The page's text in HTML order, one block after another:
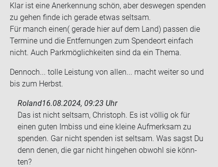
Klar ist eine An­er­ken­nung schön, aber des­we­gen spen­den
zu gehen finde ich ge­ra­de etwas selt­sam.
Für manch einen( ge­ra­de hier auf dem Land) pas­sen die
Ter­mi­ne und die Ent­fer­nun­gen zum Spen­de­ort ein­fach
nicht. Auch Park­mög­lich­kei­ten sind da ein Thema.
Den­noch... tolle Leis­tung von allen... macht wei­ter so und
bis zum Herbst.
Roland16.08.2024, 09:23 Uhr
Das ist nicht selt­sam, Chris­toph. Es ist völ­lig ok für
einen guten Im­biss und eine klei­ne Auf­merk­sam zu
spen­den. Gar nicht spen­den ist selt­sam. Was sagst Du
denn denen, die gar nicht hin­ge­hen ob­wohl sie könn­
ten?